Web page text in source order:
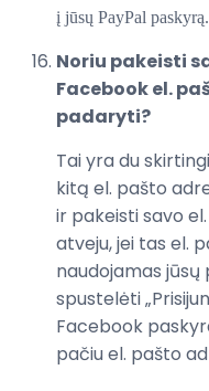
į jūsų PayPal paskyrą.
Noriu pakeisti
Facebook el.
padaryti?
Tai yra du
kitą el. pašto
ir pakeisti savo
atveju, jei tas el.
naudojamas jūsų
spustelėti
Facebook
pačiu el. pašto